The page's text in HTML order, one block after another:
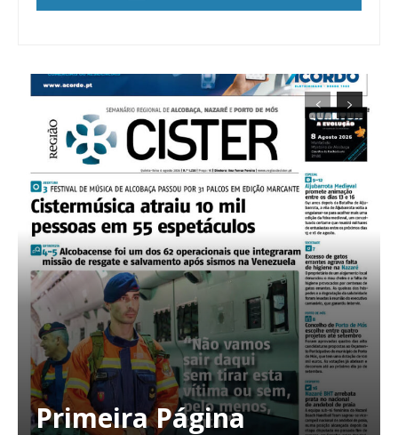
Planos de Assinatura
Faça-se assinante do Região de Cister e ajude-nos a manter este serviço
público!
Sendo assinante terá acesso a todos os conteúdos exclusivos e versões
digitais.
Escolha o plano de assinatura desejado:
ASSINATURA
IMPRESSA
Primeira Página